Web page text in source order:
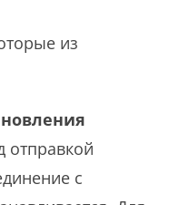
из
отправкой
с